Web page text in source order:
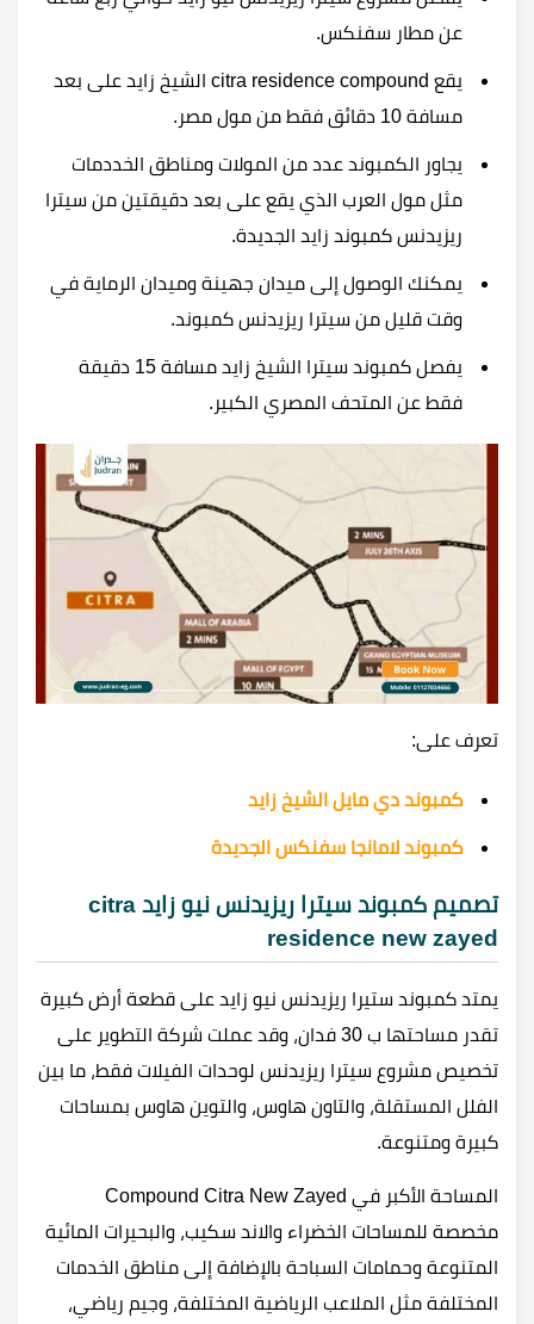
عن مطار سفنكس.
يقع citra residence compound الشيخ زايد على بعد
مسافة 10 دقائق فقط من مول مصر.
يجاور الكمبوند عدد من المولات ومناطق الخددمات
مثل مول العرب الذي يقع على بعد دقيقتين من سيترا
ريزيدنس كمبوند زايد الجديدة.
يمكنك الوصول إلى ميدان جهينة وميدان الرماية في
وقت قليل من سيترا ريزيدنس كمبوند.
يفصل كمبوند سيترا الشيخ زايد مسافة 15 دقيقة
فقط عن المتحف المصري الكبير.
تعرف على:
كمبوند دي مايل الشيخ زايد
كمبوند لامانجا سفنكس الجديدة
تصميم كمبوند سيترا ريزيدنس نيو زايد citra
residence new zayed
يمتد كمبوند ستيرا ريزيدنس نيو زايد على قطعة أرض كبيرة
تقدر مساحتها ب 30 فدان، وقد عملت شركة التطوير على
تخصيص مشروع سيترا ريزيدنس لوحدات الفيلات فقط، ما بين
الفلل المستقلة، والتاون هاوس، والتوين هاوس بمساحات
كبيرة ومتنوعة.
المساحة الأكبر في Compound Citra New Zayed
مخصصة للمساحات الخضراء والاند سكيب، والبحيرات المائية
المتنوعة وحمامات السباحة بالإضافة إلى مناطق الخدمات
المختلفة مثل الملاعب الرياضية المختلفة، وجيم رياضي،